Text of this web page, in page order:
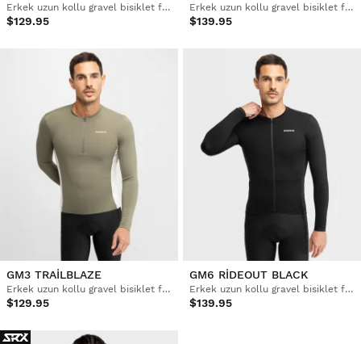
Erkek uzun kollu gravel bisiklet forması
$129.95
Erkek uzun kollu gravel bisiklet forması
$139.95
GM3 TRAILBLAZE
Erkek uzun kollu gravel bisiklet forması
$129.95
GM6 RIDEOUT BLACK
Erkek uzun kollu gravel bisiklet forması
$139.95